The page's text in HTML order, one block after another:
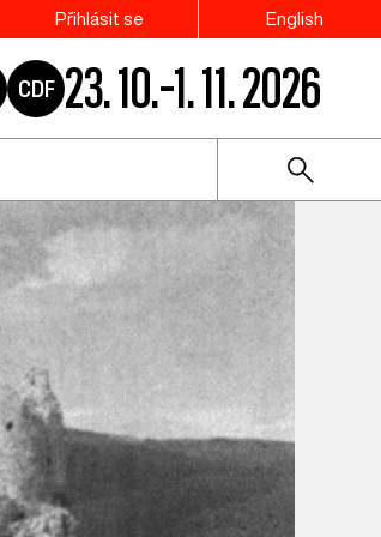
Přihlásit se English
CDF 23. 10.–1. 11. 2026